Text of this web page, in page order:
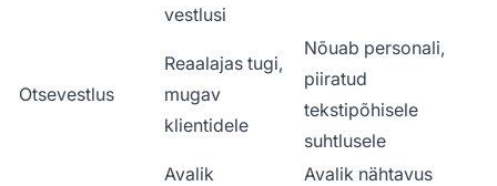
vestlusi
Otsevestlus
Reaalajas tugi,
mugav
klientidele
Nõuab personali,
piiratud
tekstipõhisele
suhtlusele
Avalik
Avalik nähtavus